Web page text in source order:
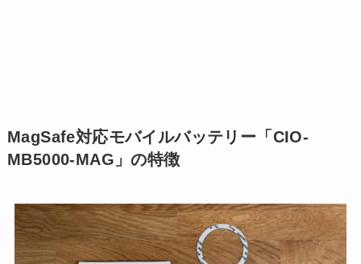
MagSafe対応モバイルバッテリー「CIO-
MB5000-MAG」の特徴